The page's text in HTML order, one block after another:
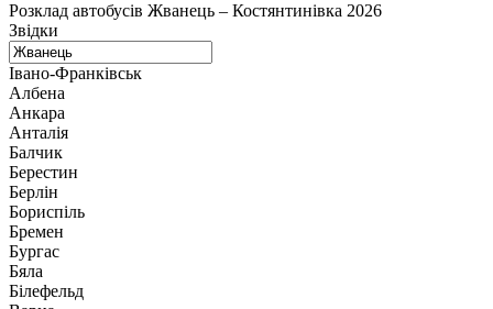
Розклад автобусів Жванець – Костянтинівка 2026
Звідки
Івано-Франківськ
Албена
Анкара
Анталія
Балчик
Берестин
Берлін
Бориспіль
Бремен
Бургас
Бяла
Білефельд